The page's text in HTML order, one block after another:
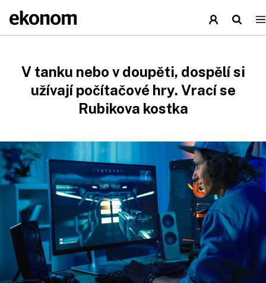
V tanku nebo v doupěti, dospělí si
užívají počítačové hry. Vrací se
Rubikova kostka